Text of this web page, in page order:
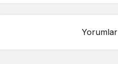
Yorumlar